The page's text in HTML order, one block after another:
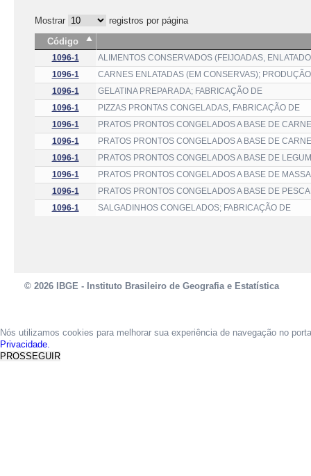
Mostrar
registros por página
Código
1096-1
ALIMENTOS CONSERVADOS (FEIJOADAS,
1096-1
CARNES ENLATADAS (EM CONSERVAS);
1096-1
GELATINA PREPARADA; FABRICAÇÃO DE
1096-1
PIZZAS PRONTAS CONGELADAS, FABRICAÇÃO DE
1096-1
PRATOS PRONTOS CONGELADOS A BASE DE
1096-1
PRATOS PRONTOS CONGELADOS A BASE DE
1096-1
PRATOS PRONTOS CONGELADOS A BASE DE
1096-1
PRATOS PRONTOS CONGELADOS A BASE DE
1096-1
PRATOS PRONTOS CONGELADOS A BASE DE
1096-1
SALGADINHOS CONGELADOS; FABRICAÇÃO DE
© 2026 IBGE - Instituto Brasileiro de Geografia e Estatística
Nós utilizamos cookies para melhorar sua experiência de navegação no
Privacidade.
PROSSEGUIR